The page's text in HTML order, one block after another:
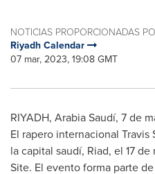
NOTICIAS PROPORCIONADAS
Riyadh Calendar
07 mar, 2023, 19:08 GMT
RIYADH, Arabia Saudí, 7 de
El rapero internacional Travis
la capital saudí, Riad, el 17
Site. El evento forma parte